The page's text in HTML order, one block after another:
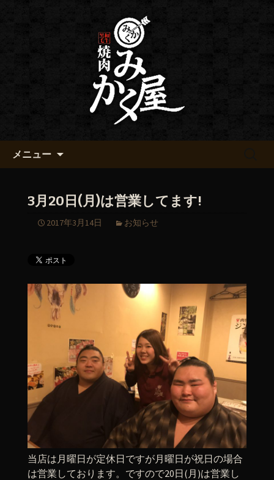
黒毛和牛 みかく屋からのお知
メニュー
3月20日(月)は営業してます!
2017年3月14日 お知らせ
当店は月曜日が定休日ですが月曜日が祝日の場合
は営業しております。ですので20日(月)は営業し